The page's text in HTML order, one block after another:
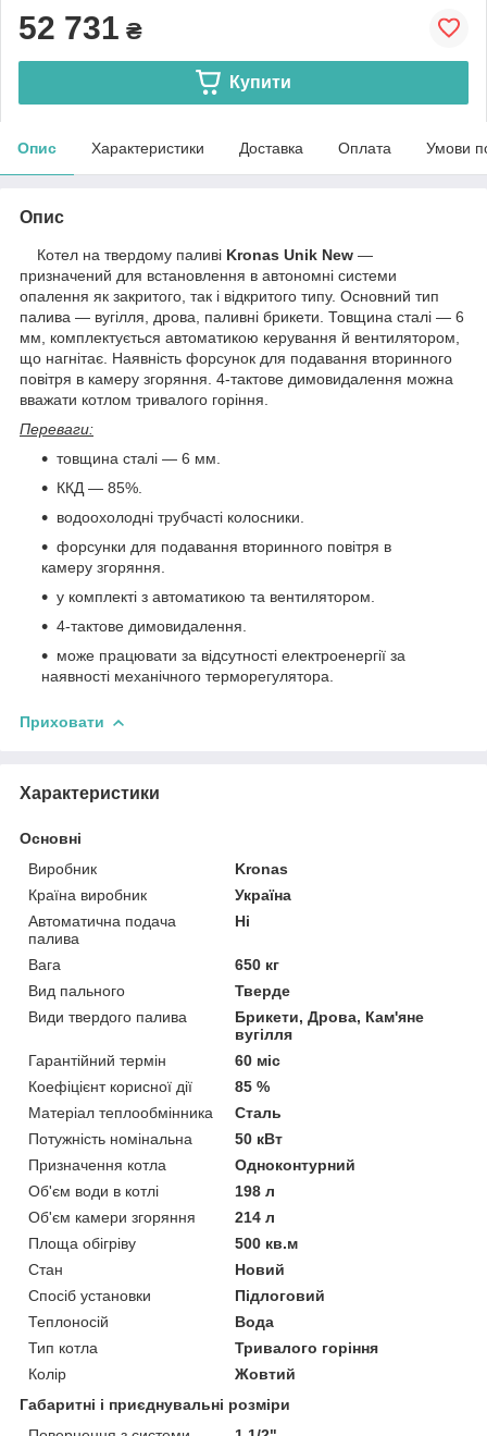
52 731 ₴
Купити
Опис Характеристики Доставка Оплата Умови
Опис
Котел на твердому паливі Kronas Unik New —
призначений для встановлення в автономні системи
опалення як закритого, так і відкритого типу. Основний тип
палива — вугілля, дрова, паливні брикети. Товщина сталі — 6
мм, комплектується автоматикою керування й вентилятором,
що нагнітає. Наявність форсунок для подавання вторинного
повітря в камеру згоряння. 4-тактове димовидалення можна
вважати котлом тривалого горіння.
Переваги:
товщина сталі — 6 мм.
ККД — 85%.
водоохолодні трубчасті колосники.
форсунки для подавання вторинного повітря в
камеру згоряння.
у комплекті з автоматикою та вентилятором.
4-тактове димовидалення.
може працювати за відсутності електроенергії за
наявності механічного терморегулятора.
Приховати
Характеристики
Основні
Виробник
Kronas
Країна виробник
Україна
Автоматична подача
палива
Ні
Вага
650 кг
Вид пального
Тверде
Види твердого палива
Брикети, Дрова, Кам'яне
вугілля
Гарантійний термін
60 міс
Коефіцієнт корисної дії
85 %
Матеріал теплообмінника
Сталь
Потужність номінальна
50 кВт
Призначення котла
Одноконтурний
Об'єм води в котлі
198 л
Об'єм камери згоряння
214 л
Площа обігріву
500 кв.м
Стан
Новий
Спосіб установки
Підлоговий
Теплоносій
Вода
Тип котла
Тривалого горіння
Колір
Жовтий
Габаритні і приєднувальні розміри